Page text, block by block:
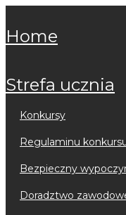
home
strefa ucznia
konkursy
regulaminu
bezpieczny
doradztwo